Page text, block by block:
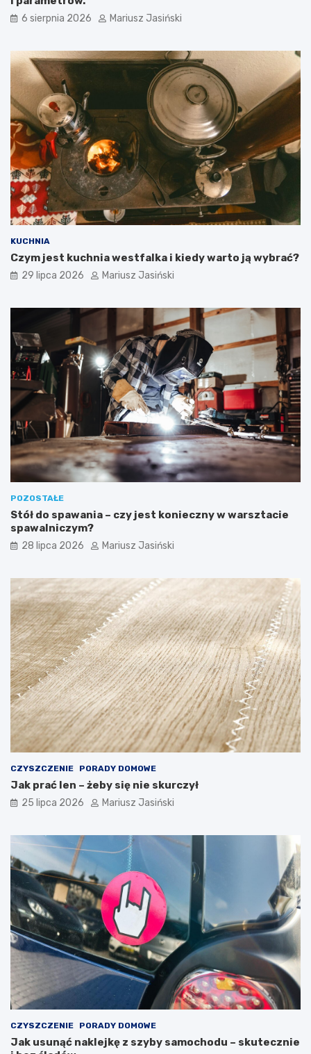
6 sierpnia 2026 Mariusz Jasiński
KUCHNIA
Czym jest kuchnia westfalka i kiedy warto ją wybrać?
29 lipca 2026 Mariusz Jasiński
POZOSTAŁE
Stół do spawania – czy jest konieczny w warsztacie
spawalniczym?
28 lipca 2026 Mariusz Jasiński
CZYSZCZENIE PORADY DOMOWE
Jak prać len – żeby się nie skurczył
25 lipca 2026 Mariusz Jasiński
CZYSZCZENIE PORADY DOMOWE
Jak usunąć naklejkę z szyby samochodu – skutecznie